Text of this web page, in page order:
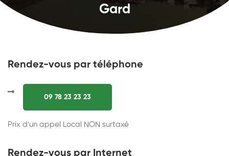
Gard
Rendez-vous par téléphone
09 78 23 23 23
Prix d'un appel Local NON surtaxé
Rendez-vous par Internet